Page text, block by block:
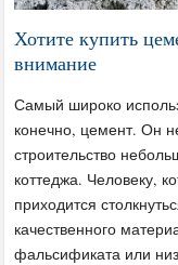
Хотите купить
внимание
Самый широко
конечно, цемент. Он
строительство
коттеджа. Человеку,
приходится
качественного
фальсификата или